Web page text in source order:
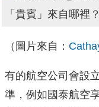
（圖片來自：
有的航空公司會設
準，例如國泰航空